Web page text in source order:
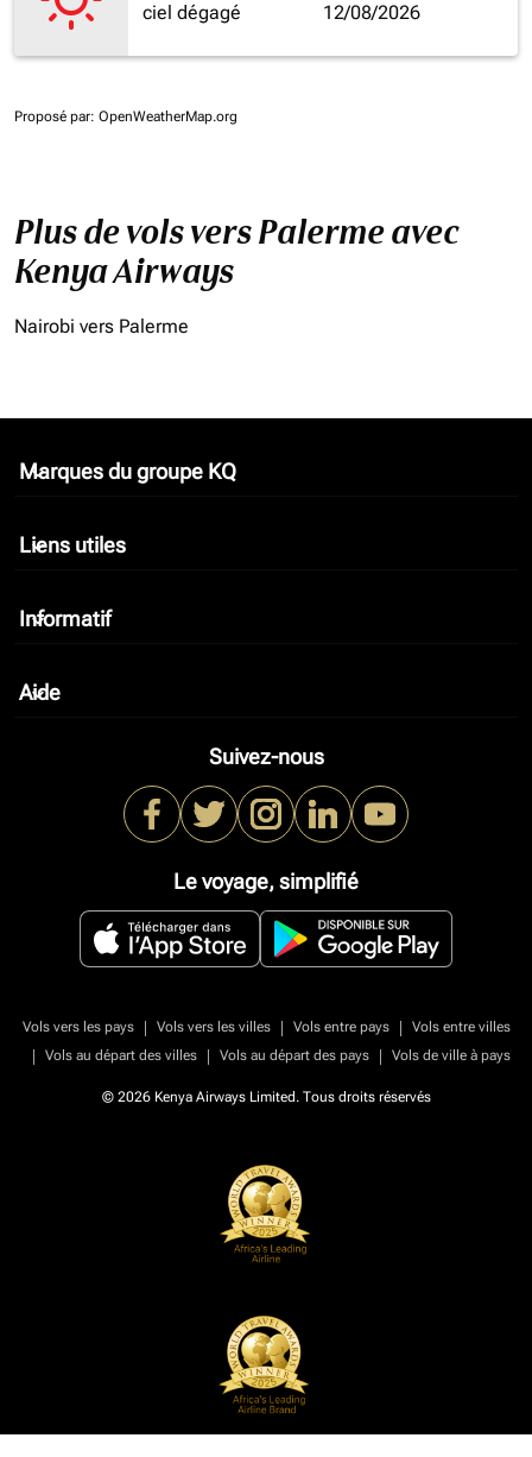
ciel dégagé
12/08/2026
Proposé par: OpenWeatherMap.org
Plus de vols vers Palerme avec
Kenya Airways
Nairobi vers Palerme
Marques du groupe KQ
keyboard_arrow_down
Liens utiles
keyboard_arrow_down
Informatif
keyboard_arrow_down
Aide
keyboard_arrow_down
Suivez-nous
Le voyage, simplifié
Vols vers les pays | Vols vers les villes | Vols entre pays |
Vols entre villes
|
Vols au départ des villes | Vols au départ des pays | Vols de ville à pays
© 2026 Kenya Airways Limited. Tous droits réservés